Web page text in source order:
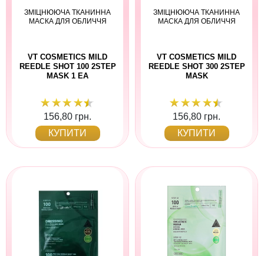
ЗМІЦНЮЮЧА ТКАНИННА
МАСКА ДЛЯ ОБЛИЧЧЯ
VT COSMETICS MILD
REEDLE SHOT 100 2STEP
MASK 1 EA
156,80 грн.
КУПИТИ
ЗМІЦНЮЮЧА ТКАНИННА
МАСКА ДЛЯ ОБЛИЧЧЯ
VT COSMETICS MILD
REEDLE SHOT 300 2STEP
MASK
156,80 грн.
КУПИТИ